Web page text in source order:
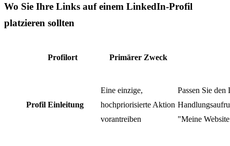
Wo Sie Ihre Links auf einem LinkedIn-Profil
platzieren sollten
Profilort Primärer Zweck
Profil Einleitung
Eine einzige,
hochpriorisierte Aktion
vorantreiben
Passen Sie
"Meine